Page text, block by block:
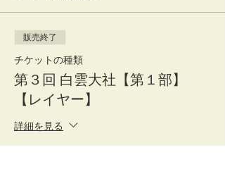
販売終了
チケットの種類
第３回 白雲大社【第１部】
【レイヤー】
詳細を見る